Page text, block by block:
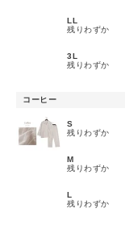
LL
残りわずか
3L
残りわずか
コーヒー
S
残りわずか
M
残りわずか
L
残りわずか